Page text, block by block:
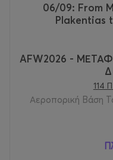
06/09: From Metro station Doukissis
Plakentias
AFW2026 -
114
Αεροπορική Βάση